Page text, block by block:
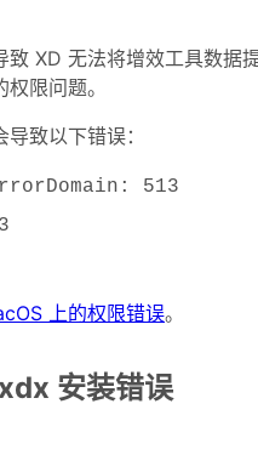
致 XD 无法将增效工具数据
限问题。
致以下错误：
513
上的权限错误。
安装错误